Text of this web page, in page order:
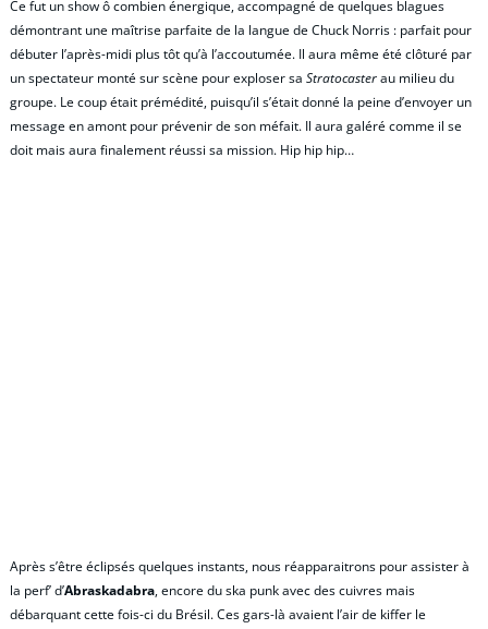
Ce fut un show ô combien énergique, accompagné de quelques blagues
démontrant une maîtrise parfaite de la langue de Chuck Norris : parfait pour
débuter l’après-midi plus tôt qu’à l’accoutumée. Il aura même été clôturé par
un spectateur monté sur scène pour exploser sa Stratocasterau milieu du
groupe. Le coup était prémédité, puisqu’il s’était donné la peine d’envoyer un
message en amont pour prévenir de son méfait. Il aura galéré comme il se
doit mais aura finalement réussi sa mission. Hip hip hip…
Après s’être éclipsés quelques instants, nous réapparaitrons pour assister à
la perf’ d’Abraskadabra, encore du ska punk avec des cuivres mais
débarquant cette fois-ci du Brésil. Ces gars-là avaient l’air de kiffer le